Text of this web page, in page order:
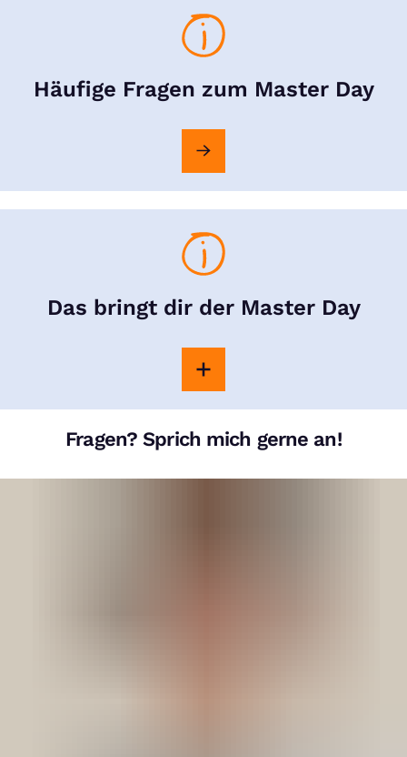
Häufige Fragen zum Master Day
Das bringt dir der Master Day
Fragen? Sprich mich gerne an!